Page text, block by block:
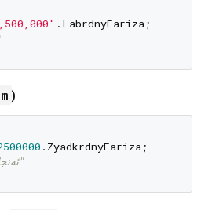
)
// ئەنجام: "2,500,000"